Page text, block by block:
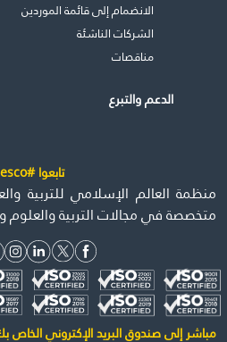
الانضمام إلى قائمة الموردين
الشركات الناشئة
مناقصات
الدعم والتبرع
تابعوا #icesco
منظمة العالم الإسلامي للتربية
متخصصة في مجالات التربية والعلوم
مباشر إلى صندوق البريد الإكتروني الخاص